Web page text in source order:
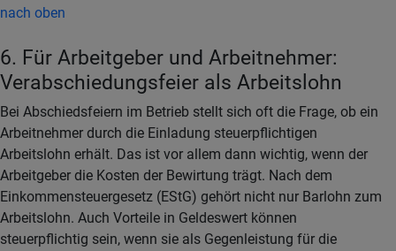
nach oben
6. Für Arbeitgeber und Arbeitnehmer:
Verabschiedungsfeier als Arbeitslohn
Bei Abschiedsfeiern im Betrieb stellt sich oft die Frage, ob ein
Arbeitnehmer durch die Einladung steuerpflichtigen
Arbeitslohn erhält. Das ist vor allem dann wichtig, wenn der
Arbeitgeber die Kosten der Bewirtung trägt. Nach dem
Einkommensteuergesetz (EStG) gehört nicht nur Barlohn zum
Arbeitslohn. Auch Vorteile in Geldeswert können
steuerpflichtig sein, wenn sie als Gegenleistung für die